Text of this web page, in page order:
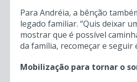
Para Andréia, a bênção
legado familiar. “Quis deixar
mostrar que é possível
da família, recomeçar e seguir
Mobilização para tornar o